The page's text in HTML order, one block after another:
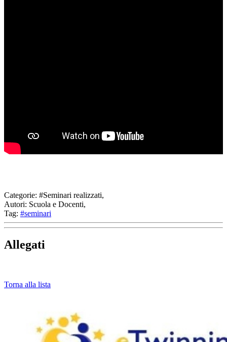
Categorie: #Seminari realizzati,
Autori: Scuola e Docenti,
Tag: #seminari
Allegati
Torna alla lista